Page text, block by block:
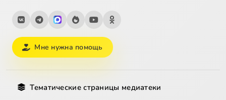
Мне нужна помощь
Тематические страницы медиатеки